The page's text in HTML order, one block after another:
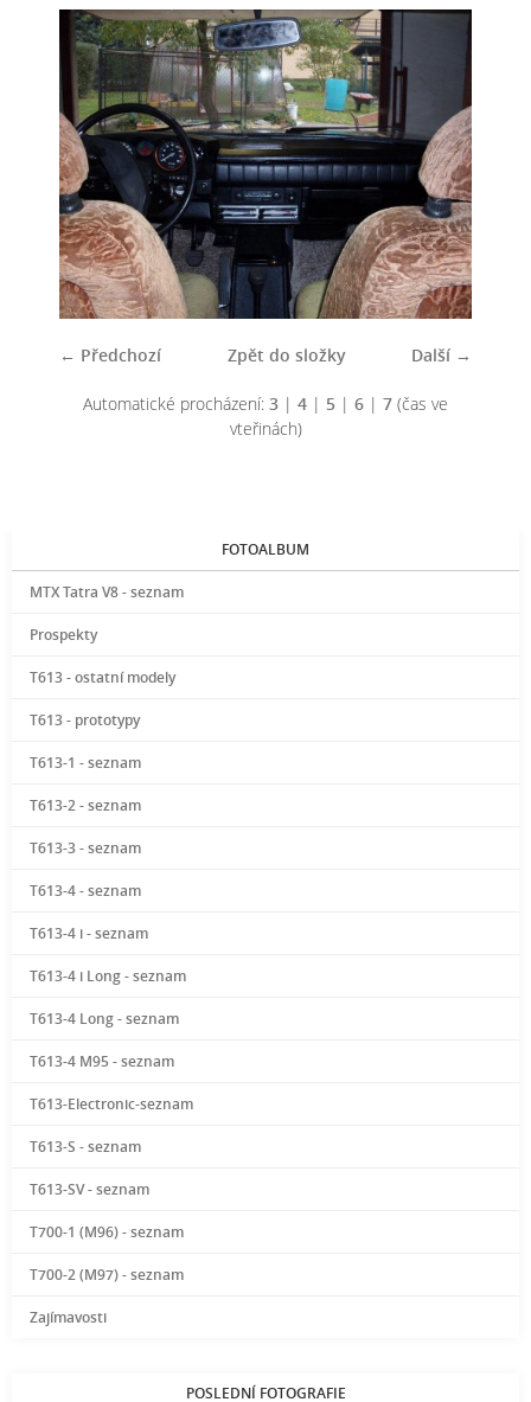
← Předchozí Další →
Zpět do složky
Automatické procházení: 3 | 4 | 5 | 6 | 7 (čas ve
vteřinách)
FOTOALBUM
MTX Tatra V8 - seznam
Prospekty
T613 - ostatní modely
T613 - prototypy
T613-1 - seznam
T613-2 - seznam
T613-3 - seznam
T613-4 - seznam
T613-4 i - seznam
T613-4 i Long - seznam
T613-4 Long - seznam
T613-4 M95 - seznam
T613-Electronic-seznam
T613-S - seznam
T613-SV - seznam
T700-1 (M96) - seznam
T700-2 (M97) - seznam
Zajímavosti
POSLEDNÍ FOTOGRAFIE